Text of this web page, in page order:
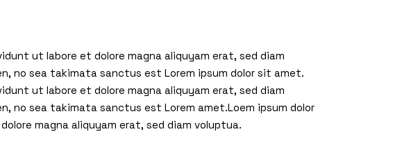
ut labore et dolore magna aliquyam erat, sed diam
no sea takimata sanctus est Lorem ipsum dolor sit amet.
ut labore et dolore magna aliquyam erat, sed diam
no sea takimata sanctus est Lorem amet.Loem ipsum dolor
magna aliquyam erat, sed diam voluptua.